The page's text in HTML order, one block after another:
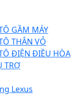
GẦM MÁY
THÂN VỎ
ĐIỆN ĐIỀU HÒA
TRỢ
Lexus